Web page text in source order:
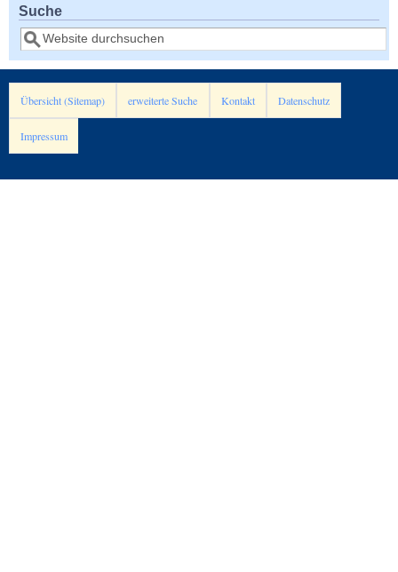
Suche
Suche
Übersicht (Sitemap) erweiterte Suche Kontakt Datenschutz
Impressum